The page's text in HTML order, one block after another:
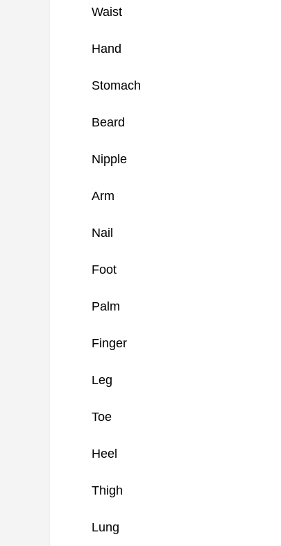
Waist
Hand
Stomach
Beard
Nipple
Arm
Nail
Foot
Palm
Finger
Leg
Toe
Heel
Thigh
Lung